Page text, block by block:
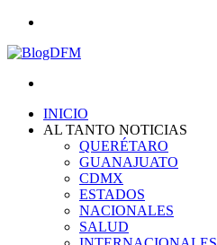
INICIO
AL TANTO NOTICIAS
QUERÉTARO
GUANAJUATO
CDMX
ESTADOS
NACIONALES
SALUD